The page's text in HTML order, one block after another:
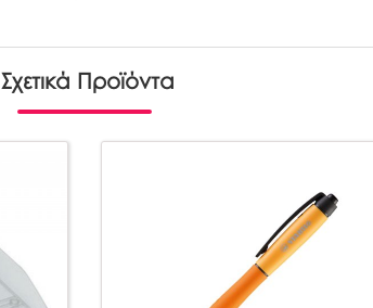
Σχετικά Προϊόντα